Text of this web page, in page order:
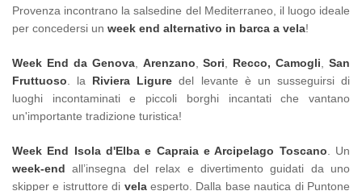
Provenza incontrano la salsedine del Mediterraneo, il luogo ideale
per concedersi un week end alternativo in barca a vela!
Week End da Genova, Arenzano ,Sori Recco, Camogli
San
Fruttuoso . la Riviera Ligure del levante è un susseguirsi di
luoghi incontaminati e piccoli borghi incantati che vantano
un'importante tradizione turistica!
Week End Isola d'Elba e Capraiae Arcipelago Toscano . Un
week-end all’insegna del relax e divertimento guidati da uno
skipper e istruttore di velaesperto. Dalla base nautica di Puntone